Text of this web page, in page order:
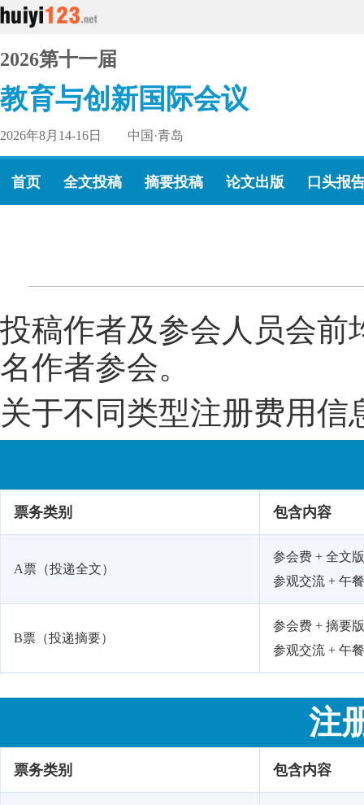
2026第十一届
教育与创新国际会议
2026年8月14-16日 中国·青岛
首页 全文投稿 摘要投稿 论文出版 口头报
投稿作者及参会人员会前
名作者参会。
关于不同类型注册费用信
票务类别 包含内容
A票（投递全文）
参会费 + 全文
参观交流 + 午
B票（投递摘要）
参会费 + 摘要
参观交流 + 午
注
票务类别 包含内容